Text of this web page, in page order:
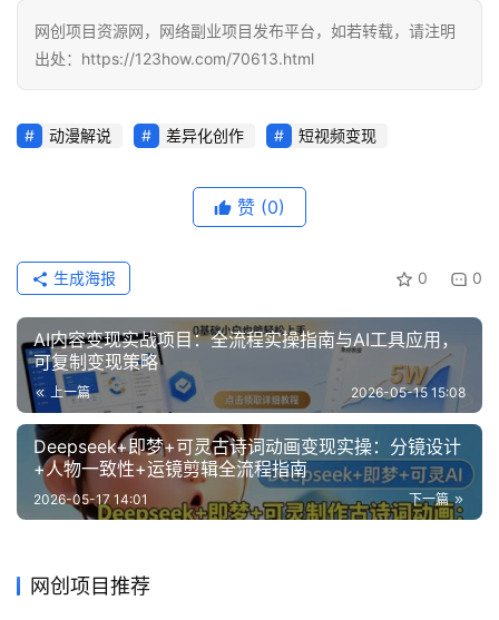
网创项目资源网，网络副业项目发布平台，如若转载，请注明
出处：https://123how.com/70613.html
动漫解说 差异化创作 短视频变现
赞 (0)
0 0
生成海报
AI内容变现实战项目：全流程实操指南与AI工具应用，
可复制变现策略
上一篇 2026-05-15 15:08
Deepseek+即梦+可灵古诗词动画变现实操：分镜设计
+人物一致性+运镜剪辑全流程指南
下一篇
2026-05-17 14:01
网创项目推荐